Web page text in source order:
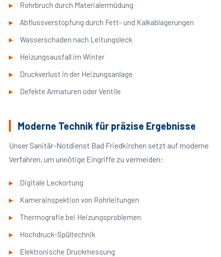
Rohrbruch durch Materialermüdung
Abflussverstopfung durch Fett- und Kalkablagerungen
Wasserschaden nach Leitungsleck
Heizungsausfall im Winter
Druckverlust in der Heizungsanlage
Defekte Armaturen oder Ventile
Moderne Technik für präzise Ergebnisse
Unser Sanitär-Notdienst Bad Friedkirchen setzt auf moderne
Verfahren, um unnötige Eingriffe zu vermeiden:
Digitale Leckortung
Kamerainspektion von Rohrleitungen
Thermografie bei Heizungsproblemen
Hochdruck-Spültechnik
Elektronische Druckmessung